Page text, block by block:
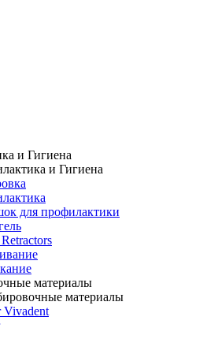
и Гигиена
и Гигиена
для профилактики
материалы
материалы
Vivadent